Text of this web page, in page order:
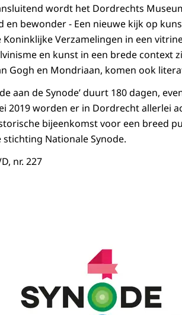
wordt het Dordrechts
en bewonder - Een nieuwe kijk op
Koninklijke Verzamelingen in een
en kunst in een brede context
Gogh en Mondriaan, komen ook
aan de Synode’ duurt 180 dagen,
2019 worden er in Dordrecht allerlei
bijeenkomst voor een breed
stichting Nationale Synode.
nr. 227